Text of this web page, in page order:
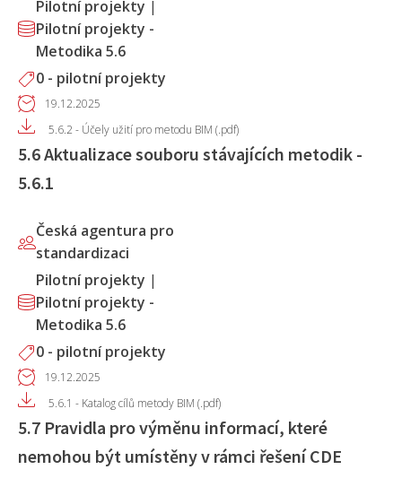
Pilotní projekty |
Pilotní projekty -
Metodika 5.6
0 - pilotní projekty
19.12.2025
5.6.2 - Účely užití pro metodu BIM (.pdf)
5.6 Aktualizace souboru stávajících metodik -
5.6.1
Česká agentura pro
standardizaci
Pilotní projekty |
Pilotní projekty -
Metodika 5.6
0 - pilotní projekty
19.12.2025
5.6.1 - Katalog cílů metody BIM (.pdf)
5.7 Pravidla pro výměnu informací, které
nemohou být umístěny v rámci řešení CDE